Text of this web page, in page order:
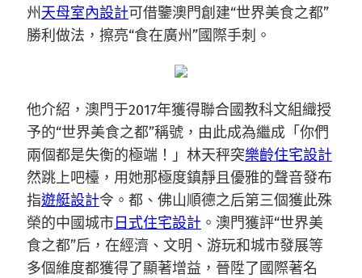
州 天母室內設計可借鑒澳門創建“世界美食之都”
勝利做法，擦亮“食在廣州”國際手刺。
他介紹，澳門于2017年獲得聯合國教科文組織授
予的“世界美食之都”稱號，由此成為繼成「你們
兩個都是失衡的極端！」林天秤突樂齡住宅設計
然跳上吧檯，用她那極度鎮靜且優雅的聲音發布
指遊艇設計令。都、佛山順德之后第三個獲此殊
榮的中國城市 日式住宅設計 。澳門獲評“世界美
食之都”后，在經濟、文明、游玩和城市發展等
多個維度都獲得了顯著增益，晉陞了國際著名